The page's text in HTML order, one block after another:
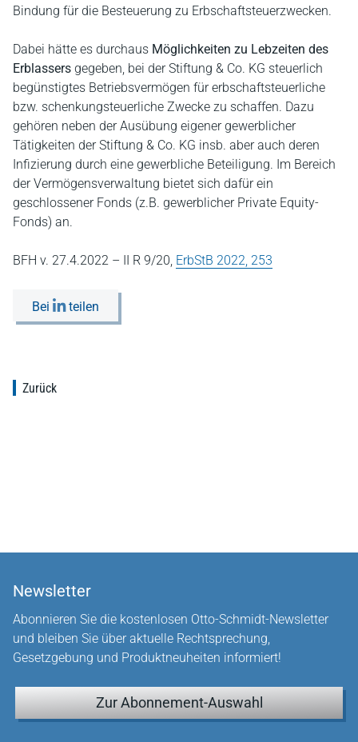
Bindung für die Besteuerung zu Erbschaftsteuerzwecken.
Dabei hätte es durchaus Möglichkeiten zu Lebzeiten des
Erblassers gegeben, bei der Stiftung & Co. KG steuerlich
begünstigtes Betriebsvermögen für erbschaftsteuerliche
bzw. schenkungsteuerliche Zwecke zu schaffen. Dazu
gehören neben der Ausübung eigener gewerblicher
Tätigkeiten der Stiftung & Co. KG insb. aber auch deren
Infizierung durch eine gewerbliche Beteiligung. Im Bereich
der Vermögensverwaltung bietet sich dafür ein
geschlossener Fonds (z.B. gewerblicher Private Equity-
Fonds) an.
BFH v. 27.4.2022 – II R 9/20, ErbStB 2022, 253
Bei teilen
Zurück
Newsletter
Abonnieren Sie die kostenlosen Otto-Schmidt-Newsletter
und bleiben Sie über aktuelle Rechtsprechung,
Gesetzgebung und Produktneuheiten informiert!
Zur Abonnement-Auswahl